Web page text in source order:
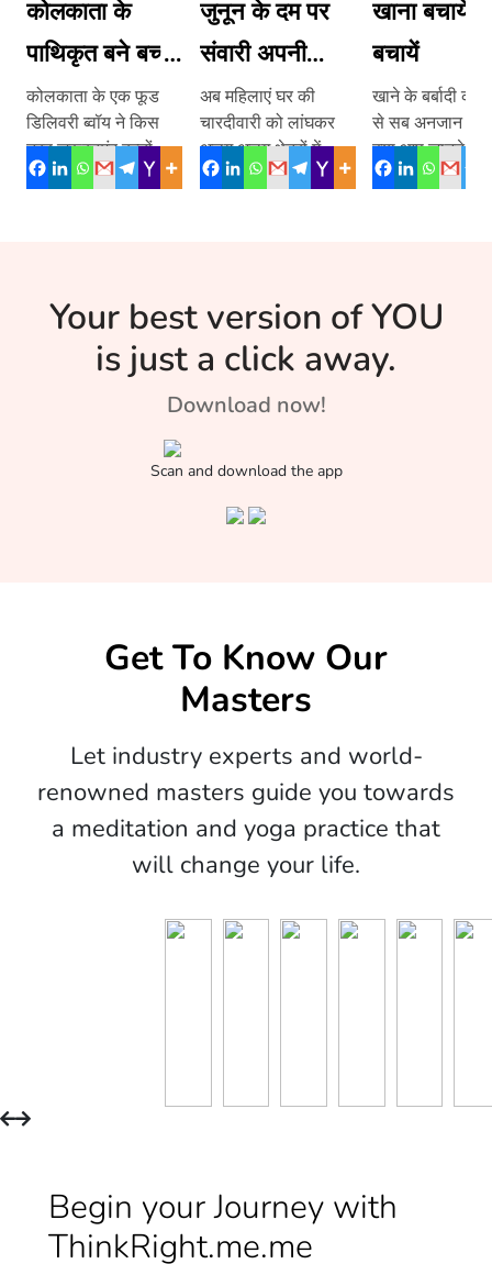
कोलकाता के
पाथिकृत बने बच्चों
के सैंटा
कोलकाता के एक फूड
डिलिवरी ब्वॉय ने किस
तरह ज़रूरतमंद बच्चों का
पेट भरा, पढ़िये इस लेख
जुनून के दम पर
संवारी अपनी
तकदीर
अब महिलाएं घर की
चारदीवारी को लांघकर
अलग अलग क्षेत्रों में
अपनी काबिलियत भी
खाना बचायें,
बचायें
खाने के बर्बादी की
से सब अनजान क्यों
क्या आप जानते है
डस्टबिन में खाना
Your best version of YOU
is just a click away.
Download now!
Scan and download the app
Get To Know Our
Masters
Let industry experts and world-
renowned masters guide you towards
a meditation and yoga practice that
will change your life.
Begin your Journey with
ThinkRight.me.me